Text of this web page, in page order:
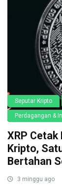
Seputar Kripto
Perdagangan &
XRP Cetak
Kripto,
Bertahan
3 minggu ago